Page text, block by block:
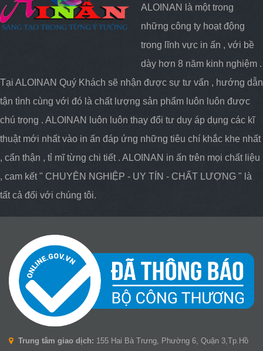
ALOINAN là một trong
những công ty hoạt động
trong lĩnh vực in ấn , với bề
dày hơn 8 năm kinh nghiệm .
Tại ALOINAN Quý Khách sẽ nhận được sự tư vấn , hướng dẫn
tận tình cùng với đó là chất lượng sản phẩm luôn luôn được
chú trọng . ALOINAN luôn luôn thay đổi tư duy áp dụng các kĩ
thuật mới nhất vào in ấn đáp ứng những tiêu chí khắc khe nhất
, cẩn thận , tỉ mĩ từng chi tiết . ALOINAN in ấn trên mọi chất liệu
, cam kết " CHUYÊN NGHIỆP - UY TÍN - CHẤT LƯỢNG " là
tất cả đối với chúng tôi.
Trung tâm giao dịch: 155 Hai Bà Trưng, Phường 6, Quận 3,Tp.Hồ